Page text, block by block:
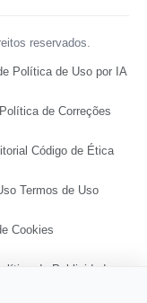
reservados.
Política de Uso por IA
Política de Correções
Código de Ética
Termos de Uso
Cookies
de Publicidade